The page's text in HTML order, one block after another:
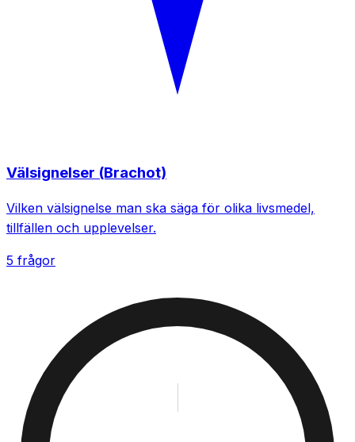
Välsignelser (Brachot)
Vilken välsignelse man ska säga för olika livsmedel,
tillfällen och upplevelser.
5 frågor